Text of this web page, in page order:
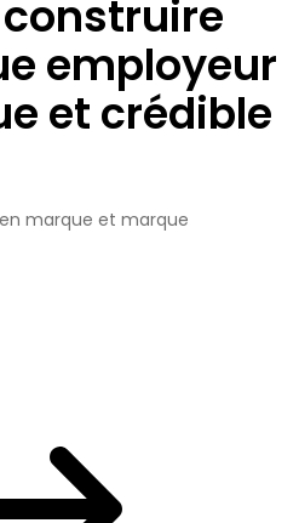
employeur
et crédible
en marque et marque